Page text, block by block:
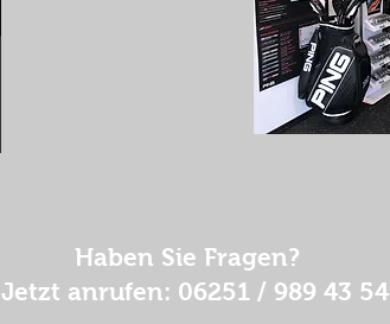
Jetzt anrufen: 06251 / 989 43 54
Haben Sie Fragen?